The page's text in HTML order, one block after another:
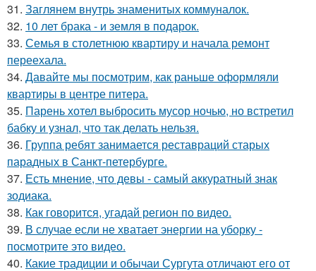
31. Заглянем внутрь знаменитых коммуналок.
32. 10 лет брака - и земля в подарок.
33. Семья в столетнюю квартиру и начала ремонт
переехала.
34. Давайте мы посмотрим, как раньше оформляли
квартиры в центре питера.
35. Парень хотел выбросить мусор ночью, но встретил
бабку и узнал, что так делать нельзя.
36. Группа ребят занимается реставраций старых
парадных в Санкт-петербурге.
37. Есть мнение, что девы - самый аккуратный знак
зодиака.
38. Как говорится, угадай регион по видео.
39. В случае если не хватает энергии на уборку -
посмотрите это видео.
40. Какие традиции и обычаи Сургута отличают его от